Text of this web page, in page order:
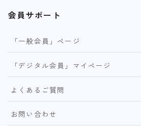
会員サポート
「一般会員」ページ
「デジタル会員」マイページ
よくあるご質問
お問い合わせ